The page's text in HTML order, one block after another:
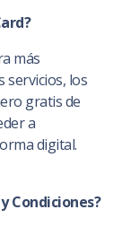
más
servicios, los
gratis de
a
digital.
Condiciones?